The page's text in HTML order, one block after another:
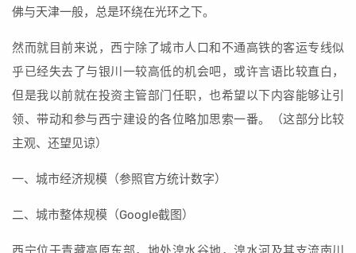
佛与天津一般，总是环绕在光环之下。
然而就目前来说，西宁除了城市人口和不通高铁的客运专线似
乎已经失去了与银川一较高低的机会吧，或许言语比较直白，
但是我以前就在投资主管部门任职，也希望以下内容能够让引
领、带动和参与西宁建设的各位略加思索一番。（这部分比较
主观、还望见谅）
一、城市经济规模（参照官方统计数字）
二、城市整体规模（Google截图）